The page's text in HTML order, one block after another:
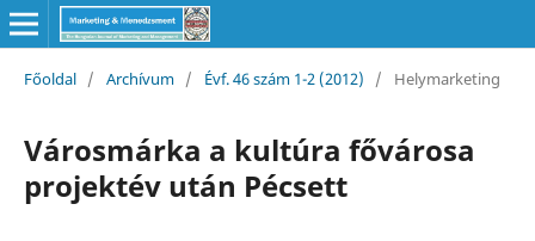
Főoldal / Archívum / Évf. 46 szám 1-2 (2012) / Helymarketing
Városmárka a kultúra fővárosa
projektév után Pécsett